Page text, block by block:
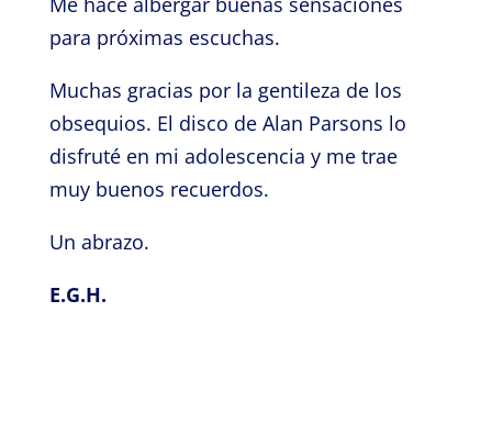
para próximas escuchas.
Muchas gracias por la gentileza de los
obsequios. El disco de Alan Parsons lo
disfruté en mi adolescencia y me trae
muy buenos recuerdos.
Un abrazo.
E.G.H.